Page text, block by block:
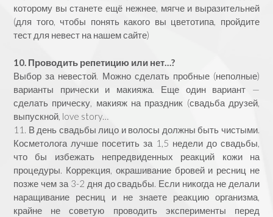
которому вы станете ещё нежнее, мягче и выразительней
(для того, чтобы понять какого вы цветотипа, пройдите
тест для невест на нашем сайте)
10. Проводить репетицию или нет…?
Выбор за невестой. Можно сделать пробные (неполные)
варианты прически и макияжа. Еще один вариант —
сделать прическу, макияж на праздник (свадьба друзей,
выпускной, love story…
11. В день свадьбы лицо и волосы должны быть чистыми.
Косметолога лучше посетить за 1,5 недели до свадьбы,
что бы избежать непредвиденных реакций кожи на
процедуры. Коррекция, окрашивание бровей и ресниц не
позже чем за 3-2 дня до свадьбы. Если никогда не делали
наращивание ресниц и не знаете реакцию организма,
крайне не советую проводить эксперименты перед